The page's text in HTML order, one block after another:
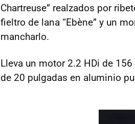
Chartreuse” realzados por
fieltro de lana “Ebène” y un
mancharlo.
Lleva un motor 2.2 HDi de
de 20 pulgadas en aluminio